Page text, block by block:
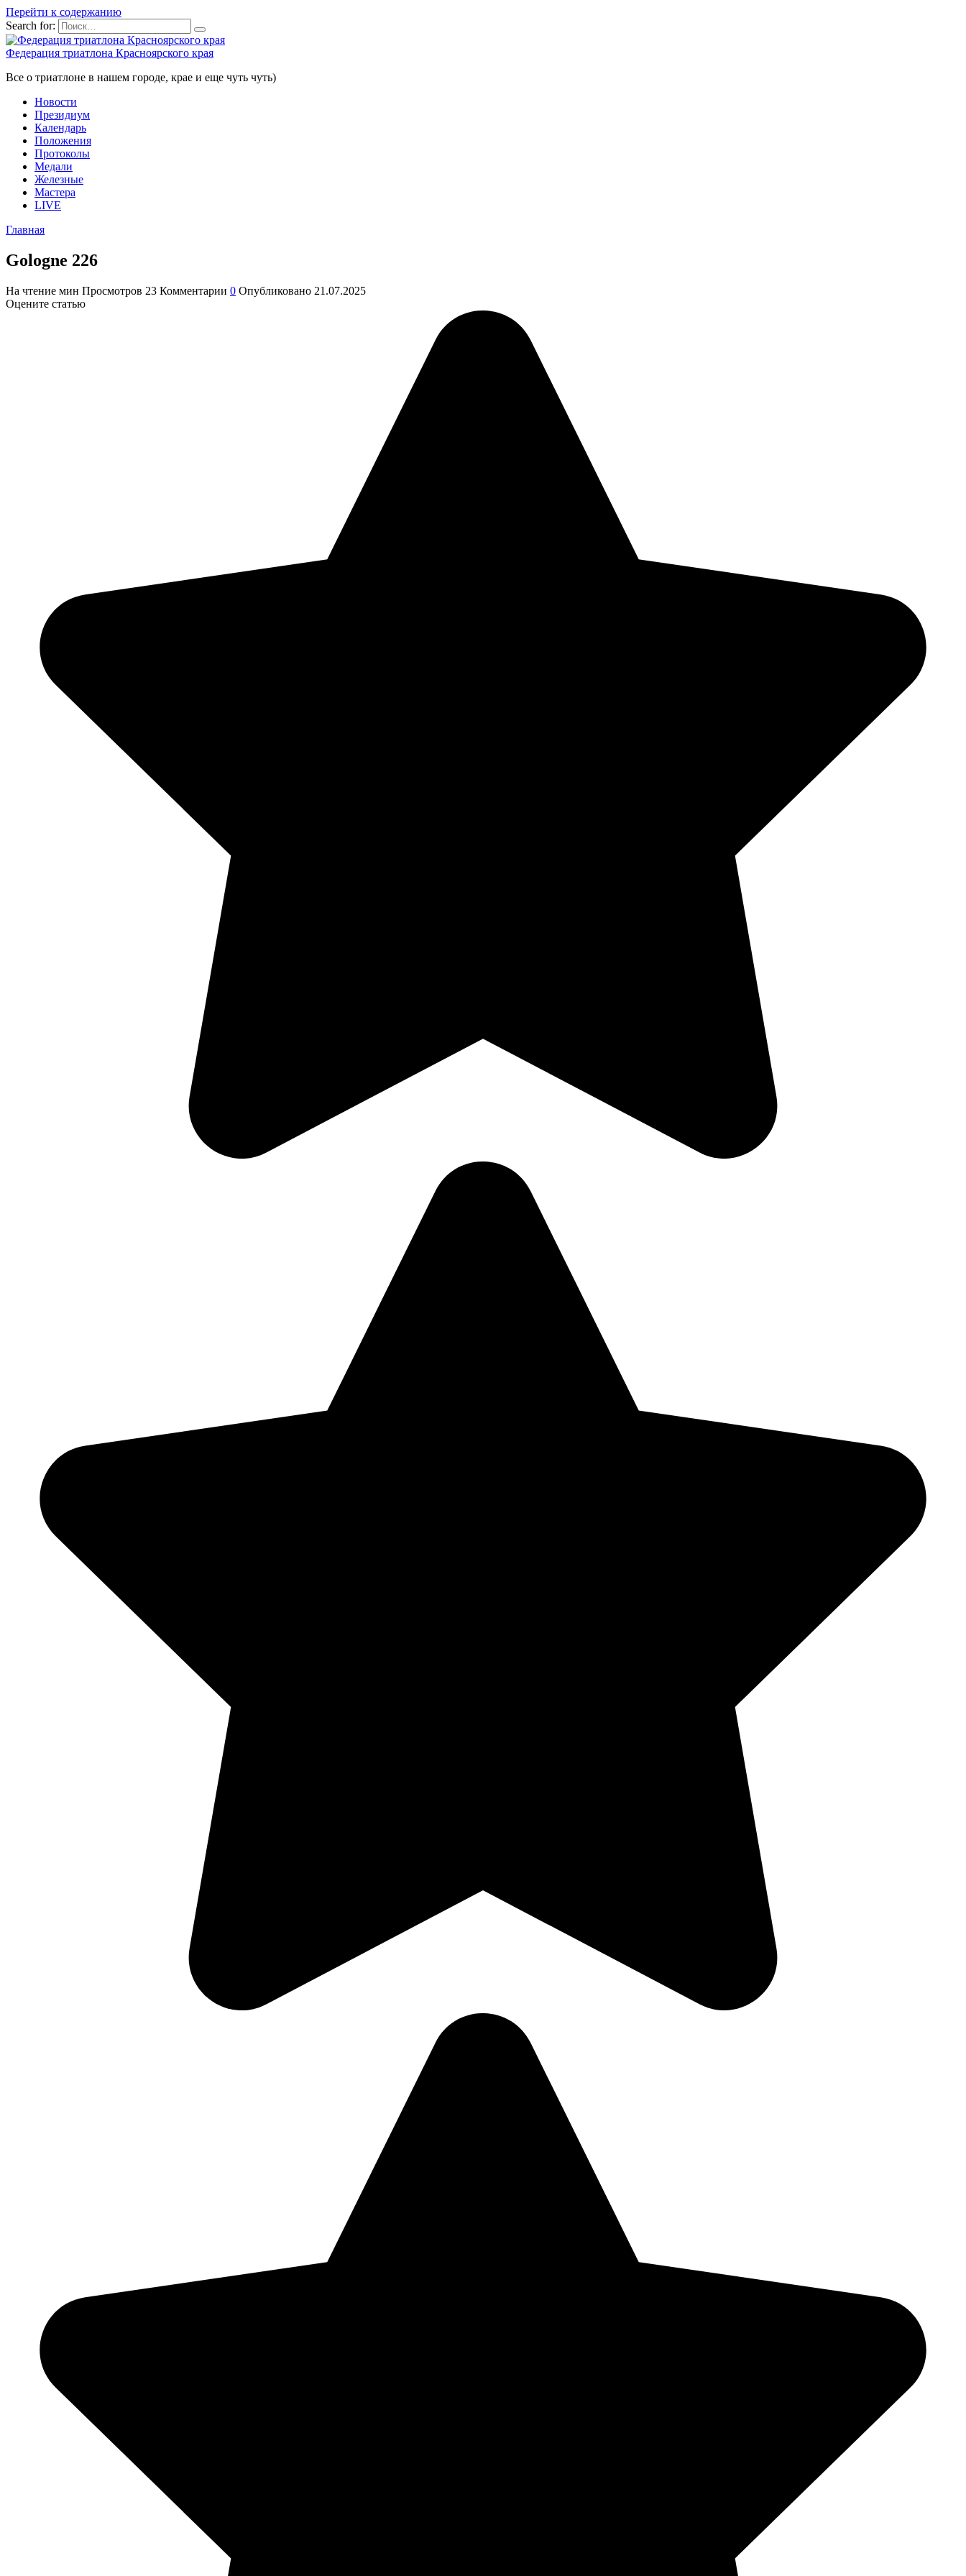
Перейти к содержанию
Search for:
Федерация триатлона Красноярского края
Все о триатлоне в нашем городе, крае и еще чуть чуть)
Новости
Президиум
Календарь
Положения
Протоколы
Медали
Железные
Мастера
LIVE
Главная
Gologne 226
На чтение мин Просмотров 23 Комментарии 0 Опубликовано 21.07.2025
Оцените статью